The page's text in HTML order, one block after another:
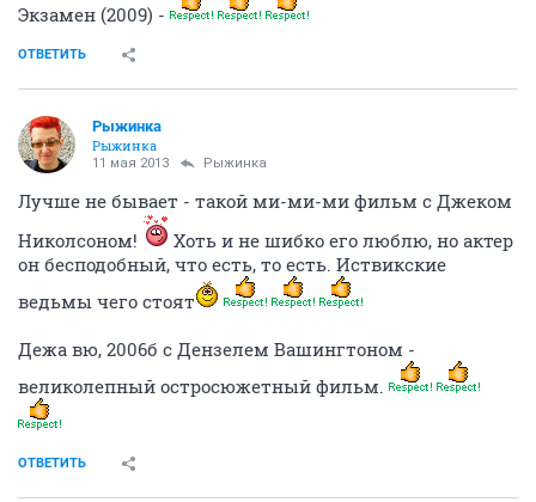
Экзамен (2009) -
ОТВЕТИТЬ
Рыжинка
Рыжинка
11 мая 2013 Рыжинка
Лучше не бывает - такой ми-ми-ми фильм с Джеком
Николсоном!
Хоть и не шибко его люблю, но актер
он бесподобный, что есть, то есть. Иствикские
ведьмы чего стоят
Дежа вю, 2006б с Дензелем Вашингтоном -
великолепный остросюжетный фильм.
ОТВЕТИТЬ